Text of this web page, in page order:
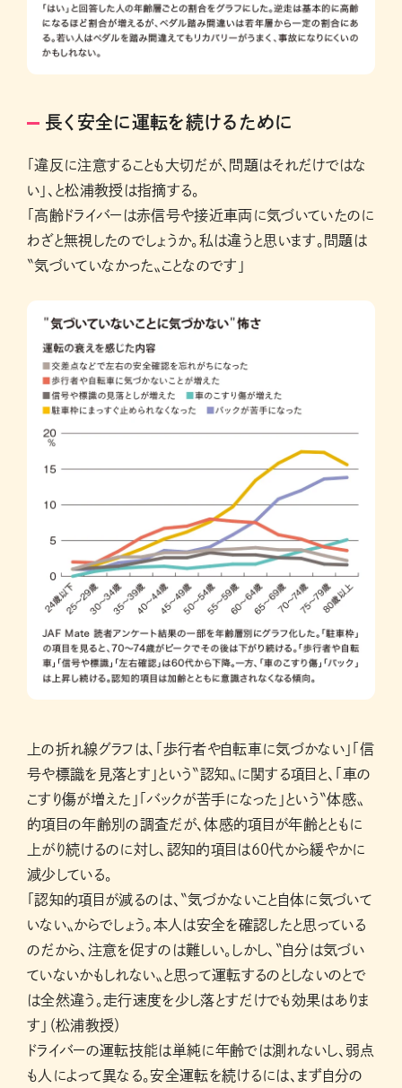
長く安全に運転を続けるために
「違反に注意することも大切だが、問題はそれだけではな
い」、と松浦教授は指摘する。
「高齢ドライバーは赤信号や接近車両に気づいていたのに
わざと無視したのでしょうか。私は違うと思います。問題は
〝気づいていなかった〟ことなのです」
上の折れ線グラフは、「歩行者や自転車に気づかない」「信
号や標識を見落とす」という〝認知〟に関する項目と、「車の
こすり傷が増えた」「バックが苦手になった」という〝体感〟
的項目の年齢別の調査だが、体感的項目が年齢とともに
上がり続けるのに対し、認知的項目は60代から緩やかに
減少している。
「認知的項目が減るのは、〝気づかないこと自体に気づいて
いない〟からでしょう。本人は安全を確認したと思っている
のだから、注意を促すのは難しい。しかし、〝自分は気づい
ていないかもしれない〟と思って運転するのとしないのとで
は全然違う。走行速度を少し落とすだけでも効果はありま
す」（松浦教授）
ドライバーの運転技能は単純に年齢では測れないし、弱点
も人によって異なる。安全運転を続けるには、まず自分の